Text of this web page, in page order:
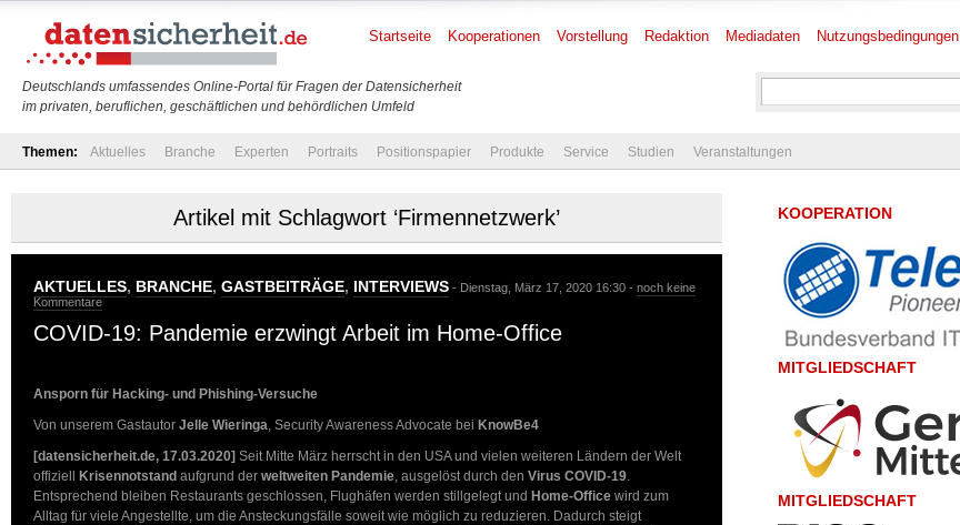
Deutschlands umfassendes Online-Portal für Fragen der Datensicherheit
im privaten, beruflichen, geschäftlichen und behördlichen Umfeld
Startseite Kooperationen Vorstellung Redaktion Mediadaten Nutzungsbedingungen
Themen: Aktuelles Branche Experten Portraits Positionspapier Produkte Service Studien Veranstaltungen
Artikel mit Schlagwort ‘Firmennetzwerk’
AKTUELLES, BRANCHE, GASTBEITRÄGE, INTERVIEWS - Dienstag, März 17, 2020 16:30 - noch keine
Kommentare
COVID-19: Pandemie erzwingt Arbeit im Home-Office
Ansporn für Hacking- und Phishing-Versuche
Von unserem Gastautor Jelle Wieringa, Security Awareness Advocate bei KnowBe4
[datensicherheit.de, 17.03.2020] Seit Mitte März herrscht in den USA und vielen weiteren Ländern der Welt
offiziell
Krisennotstand aufgrund der weltweiten Pandemie, ausgelöst durch den Virus COVID-19.
Entsprechend bleiben Restaurants geschlossen, Flughäfen werden stillgelegt und Home-Office wird zum
Alltag für viele Angestellte, um die Ansteckungsfälle soweit wie möglich zu reduzieren. Dadurch steigt
KOOPERATION
MITGLIEDSCHAFT
MITGLIEDSCHAFT